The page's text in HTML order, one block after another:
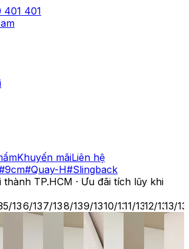
401 401
Khuyến mãiLiên hệ
#Quay-H#Slingback
TP.HCM · Ưu đãi tích lũy khi
5/136/137/138/139/1310/1311/1312/1313/13